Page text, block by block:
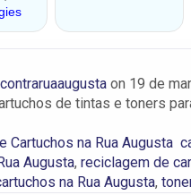
on 19 de
de tintas e toners
Cartuchos na Rua Augusta
Augusta, reciclagem de
na Rua Augusta,